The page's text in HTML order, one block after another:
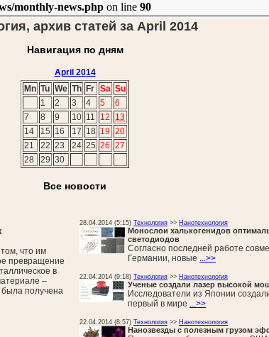
monthly-news.php on line 90
архив статей за April 2014
Навигация по дням
April 2014
Mn Tu We Th Fr Sa Su
1
2 3 4 5
6
7
8 9 10 11 12
13
14
15 16 17 18 19 20
21
22 23 24 25 26 27
28
29 30
Все новости
что им
превращение
в
–
получена
28.04.2014 (5:15) Технология >> Нанотехнология
Монослои халькогенидов
светодиодов
Согласно последней работе
Германии, новые ...>>
22.04.2014 (9:18) Технология >> Нанотехнология
Ученые создали лазер высокой
Исследователи из Японии
первый в мире ...>>
22.04.2014 (8:57) Технология >> Нанотехнология
Нанозвезды с полезным грузом